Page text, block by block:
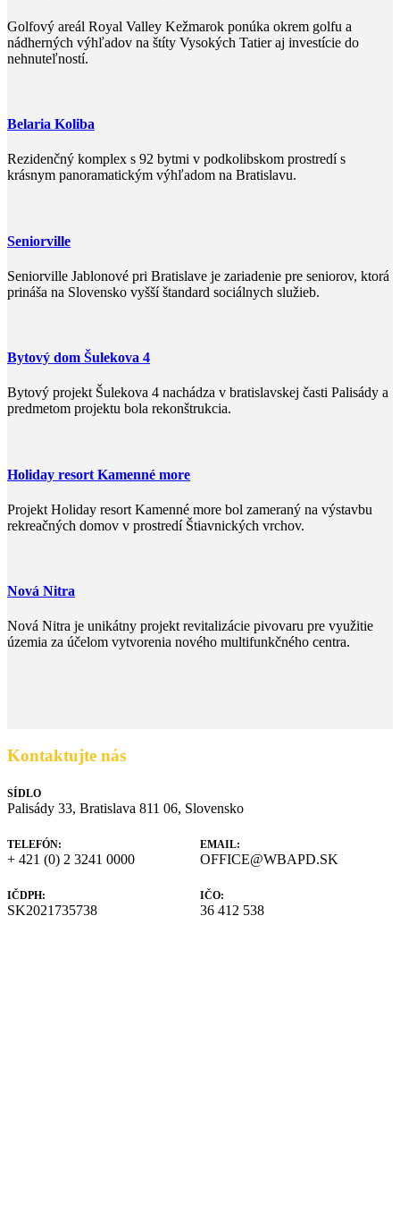
Golfový areál Royal Valley Kežmarok ponúka okrem golfu a
nádherných výhľadov na štíty Vysokých Tatier aj investície do
nehnuteľností.
Belaria Koliba
Rezidenčný komplex s 92 bytmi v podkolibskom prostredí s
krásnym panoramatickým výhľadom na Bratislavu.
Seniorville
Seniorville Jablonové pri Bratislave je zariadenie pre seniorov, ktorá
prináša na Slovensko vyšší štandard sociálnych služieb.
Bytový dom Šulekova 4
Bytový projekt Šulekova 4 nachádza v bratislavskej časti Palisády a
predmetom projektu bola rekonštrukcia.
Holiday resort Kamenné more
Projekt Holiday resort Kamenné more bol zameraný na výstavbu
rekreačných domov v prostredí Štiavnických vrchov.
Nová Nitra
Nová Nitra je unikátny projekt revitalizácie pivovaru pre využitie
územia za účelom vytvorenia nového multifunkčného centra.
Kontaktujte nás
SÍDLO
Palisády 33, Bratislava 811 06, Slovensko
TELEFÓN:
+ 421 (0) 2 3241 0000
EMAIL:
OFFICE@WBAPD.SK
IČDPH:
SK2021735738
IČO:
36 412 538